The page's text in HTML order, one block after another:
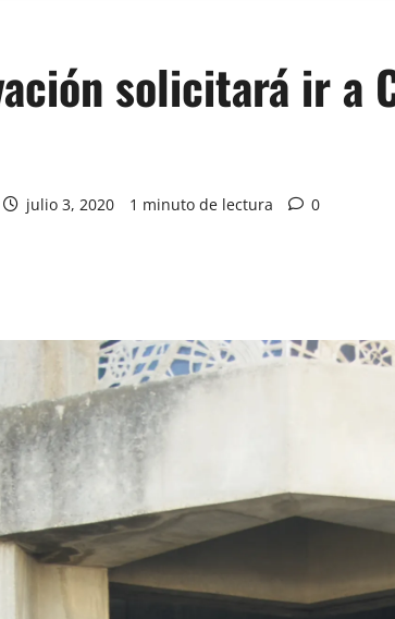
solicitará ir a
julio 3, 2020 1 minuto de lectura 0